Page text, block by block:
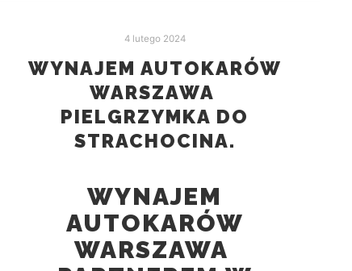
4 lutego 2024
WYNAJEM AUTOKARÓW
WARSZAWA
PIELGRZYMKA DO
STRACHOCINA.
WYNAJEM
AUTOKARÓW
WARSZAWA